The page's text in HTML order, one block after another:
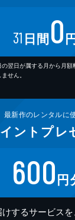
31 日間0
翌日が属する月から月額
せん。
最新作のレンタルに
ント プレ
600円
するサービス